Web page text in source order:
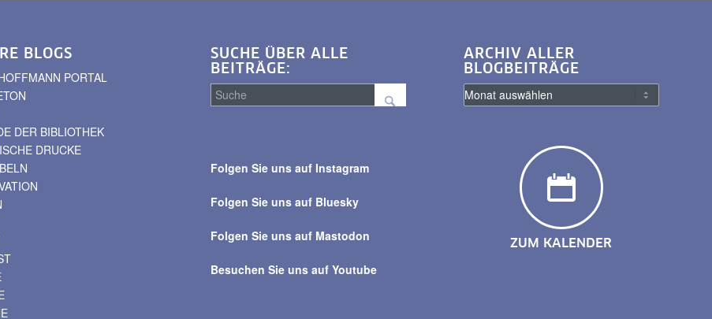
BLOGS
PORTAL
DER BIBLIOTHEK
DRUCKE
SUCHE ÜBER ALLE
BEITRÄGE:
alle
Folgen Sie uns auf Instagram
Folgen Sie uns auf Bluesky
Folgen Sie uns auf Mastodon
Besuchen Sie uns auf Youtube
ARCHIV ALLER
BLOGBEITRÄGE
ZUM KALENDER